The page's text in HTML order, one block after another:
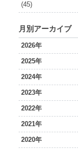
(45)
月別アーカイブ
2026年
2025年
2024年
2023年
2022年
2021年
2020年